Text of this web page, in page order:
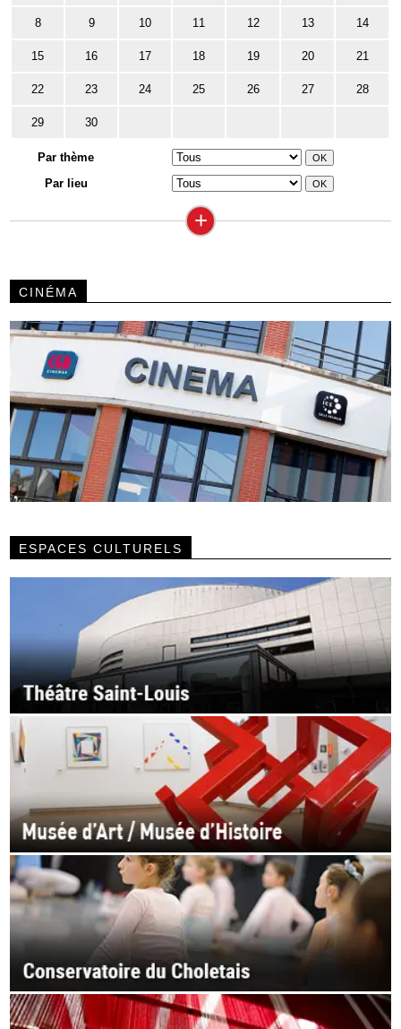
8 9 10 11 12 13 14
15 16 17 18 19 20 21
22 23 24 25 26 27 28
29 30
Par thème
Par lieu
+
CINÉMA
ESPACES CULTURELS